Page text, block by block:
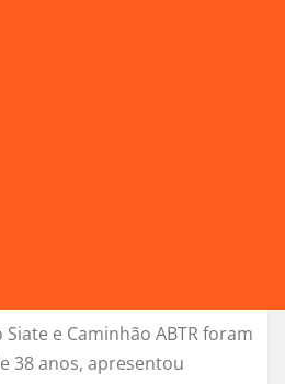
e Caminhão ABTR foram
38 anos, apresentou